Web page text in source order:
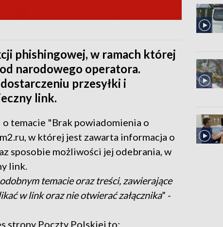
phishingowej, w ramach której
narodowego operatora.
przesyłki i
link.
temacie "Brak powiadomienia o
w której jest zawarta informacja o
sposobie możliwości jej odebrania, w
link.
temacie oraz treści, zawierające
w link oraz nie otwierać załącznika” -
strony Poczty Polskiej to: